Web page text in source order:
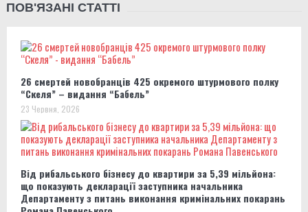
ПОВ'ЯЗАНІ СТАТТІ
26 смертей новобранців 425 окремого штурмового полку
“Скеля” – видання “Бабель”
23 Червня, 2026
Від рибальського бізнесу до квартири за 5,39 мільйона:
що показують декларації заступника начальника
Департаменту з питань виконання кримінальних покарань